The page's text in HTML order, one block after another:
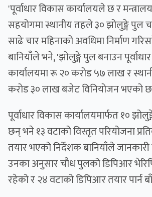
'पूर्वाधार विकास कार्यालयले छ र
सहयोगमा स्थानीय तहले ३० झोलुङ्गे पुल
साढे चार महिनाको अवधिमा निर्माण
बानियाँले भने, 'झोलुङ्गे पुल बनाउन
कार्यालयमा रू २० करोड ५७ लाख र
करोड ३० लाख बजेट विनियोजन भएको
पूर्वाधार विकास कार्यालयमार्फत १०
छन् भने १३ वटाको विस्तृत परियोजना
तयार भएको निर्देशक बानियाँले
उनका अनुसार चौध पुलको डिपिआर
रहेको र २४ वटाको डिपिआर तयार पार्न